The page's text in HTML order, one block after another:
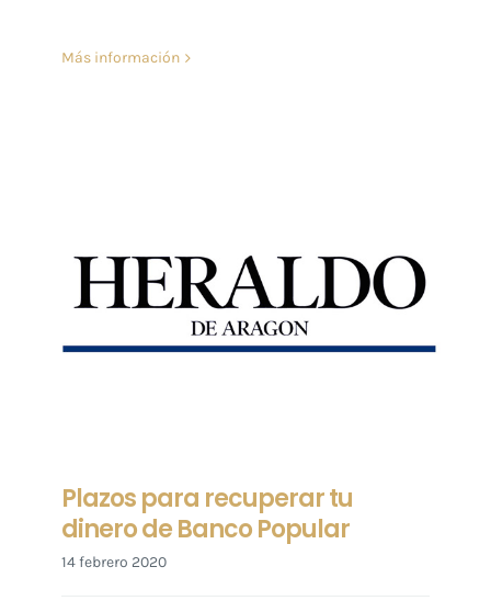
Más información
Plazos para recuperar tu
dinero de Banco Popular
14 febrero 2020